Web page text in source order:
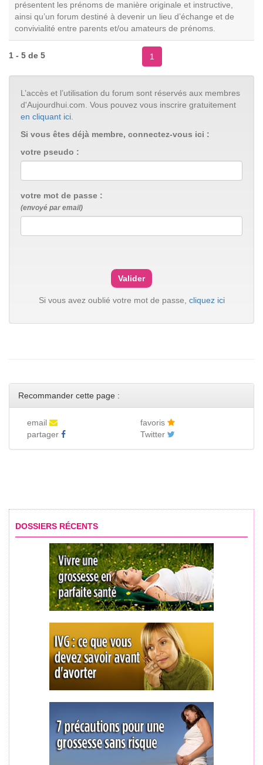
présentent les prénoms de manière originale et instructive,
ainsi qu’un forum destiné à devenir un lieu d’échange et de
convivialité entre parents et/ou amateurs de prénoms.
1 - 5 de 5 1
L’accès et l’utilisation du forum sont réservés aux membres
d'Aujourdhui.com. Vous pouvez vous inscrire gratuitement
en cliquant ici.
Si vous êtes déjà membre, connectez-vous ici :
votre pseudo :
votre mot de passe :
(envoyé par email)
Si vous avez oublié votre mot de passe, cliquez ici
Recommander cette page :
email
favoris
partager
Twitter
DOSSIERS RÉCENTS